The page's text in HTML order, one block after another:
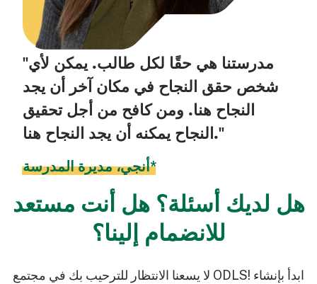
"مدرستنا هي حقًا لكل طالب. يمكن لأي
شخص حقق النجاح في مكان آخر أن يجد
النجاح هنا. ومن كافح من أجل تحقيق
النجاح يمكنه أن يجد النجاح هنا."
أنجي، مديرة المدرسة*
هل لديك أسئلة؟ هل أنت مستعد
للانضمام إلينا؟
لا يسعنا الانتظار للترحيب بك في مجتمع ODLS! ابدأ بإنشاء